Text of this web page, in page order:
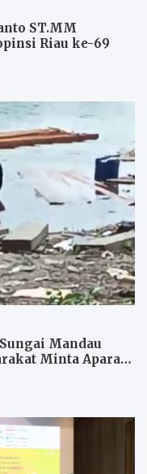
ST.MM
Riau ke-69
Mandau
Minta Aparat
Aktor Dan